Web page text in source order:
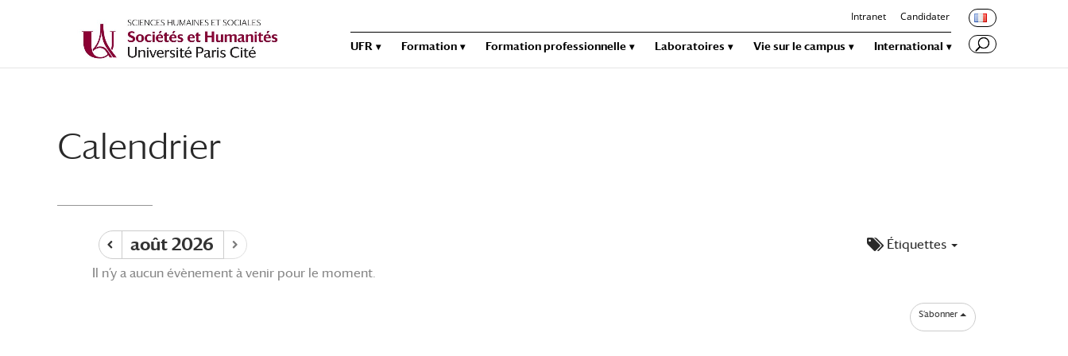
Intranet Candidater
UFR Formation Formation professionnelle Laboratoires Vie sur le campus International
Calendrier
Étiquettes
août 2026
Il n’y a aucun évènement à venir pour le moment.
S’abonner